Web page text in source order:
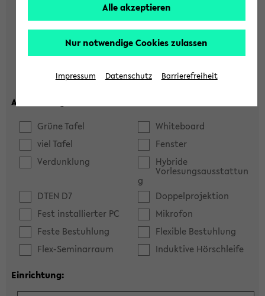
max. Plätze:
Ausstattung:
Grüne Tafel
Whiteboard
viel Tafel
Fenster
Verdunklung
Hybride
Vorlesungsausstattun
g
DTEN D7
Doppelprojektion
Fest installierter PC
Mikrofon
Feste Bestuhlung
Flexible Bestuhlung
Flex-Seminarraum
Induktive Hörschleife
Einrichtung:
Alle akzeptieren
Nur notwendige Cookies zulassen
Impressum Datenschutz Barrierefreiheit